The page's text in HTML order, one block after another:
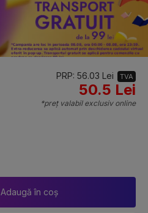
PRP: 56.03 Lei TVA
50.5 Lei
*preț valabil exclusiv online
Adaugă în coș